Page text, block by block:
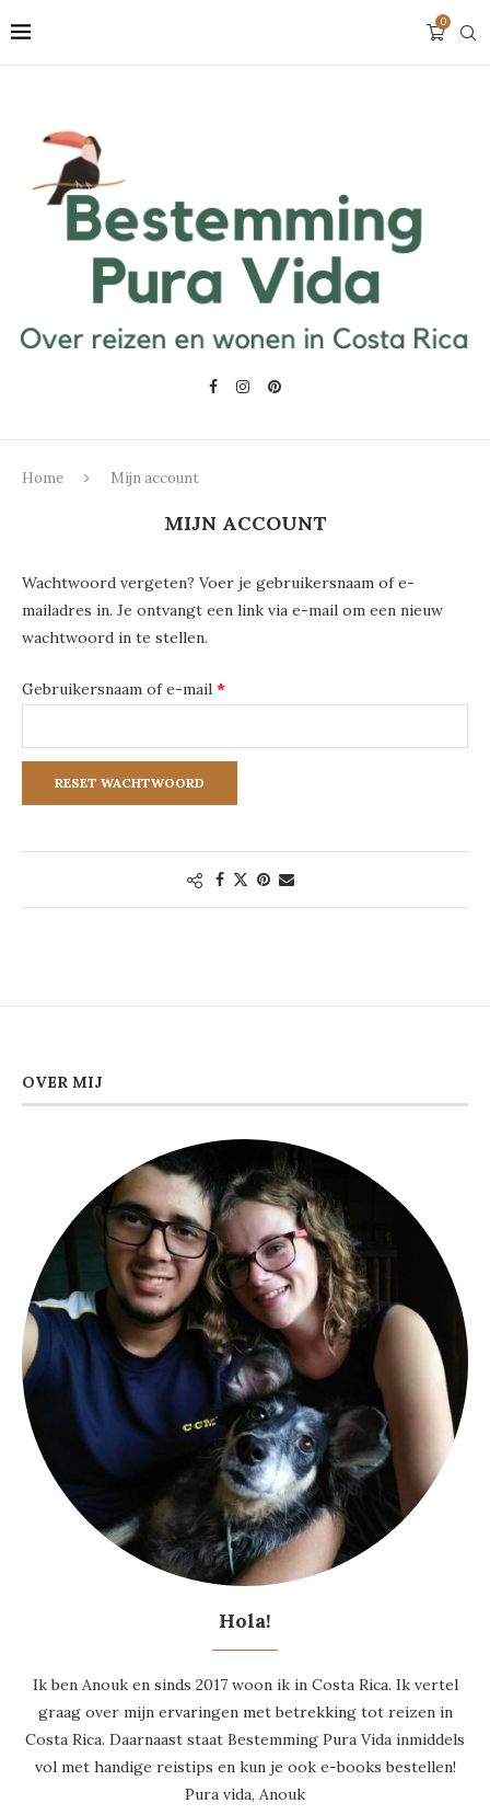
0
Home Mijn account
MIJN ACCOUNT
Wachtwoord vergeten? Voer je gebruikersnaam of e-
mailadres in. Je ontvangt een link via e-mail om een nieuw
wachtwoord in te stellen.
Gebruikersnaam of e-mail *Vereist
RESET WACHTWOORD
OVER MIJ
Hola!
Ik ben Anouk en sinds 2017 woon ik in Costa Rica. Ik vertel
graag over mijn ervaringen met betrekking tot reizen in
Costa Rica. Daarnaast staat Bestemming Pura Vida inmiddels
vol met handige reistips en kun je ook e-books bestellen!
Pura vida, Anouk